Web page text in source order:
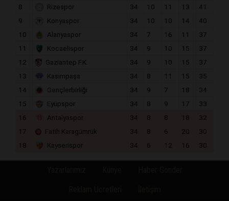
8
Rizespor 34 10 11 13
41
9
Konyaspor 34 10 10 14
40
10
Alanyaspor 34 7 16 11
37
11
Kocaelispor 34 9 10 15
37
12
Gaziantep F.K. 34 9 10 15
37
13
Kasımpaşa 34 8 11 15
35
14
Gençlerbirliği 34 9 7 18
34
15
Eyüpspor 34 8 9 17
33
16
Antalyaspor 34 8 8 18
32
17
Fatih Karagümrük 34 8 6 20
30
18
Kayserispor 34 6 12 16 30